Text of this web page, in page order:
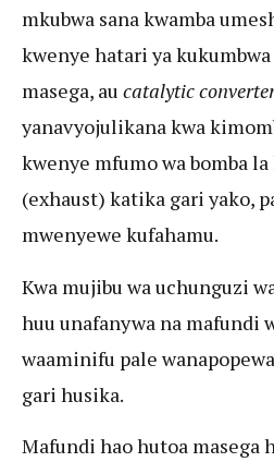
mkubwa sana kwamba
kwenye hatari ya
masega, au catalytic
yanavyojulikana kwa
kwenye mfumo wa bomba
(exhaust) katika gari yako,
mwenyewe kufahamu.
Kwa mujibu wa uchunguzi
huu unafanywa na mafundi
waaminifu pale
gari husika.
Mafundi hao hutoa masega